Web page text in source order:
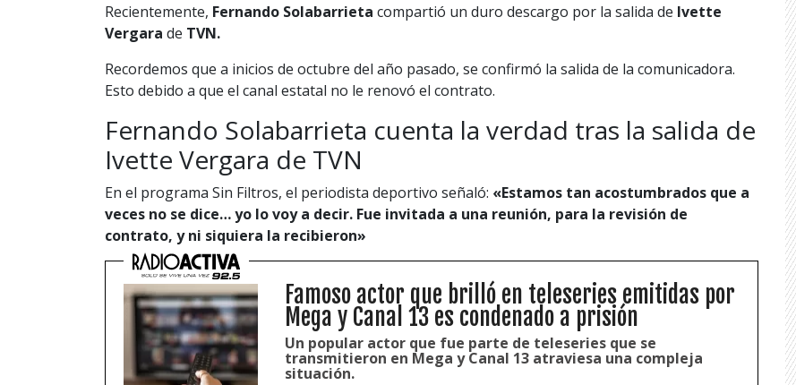
Recientemente, Fernando Solabarrieta compartió un duro descargo por la salida de Ivette
Vergara de TVN.
Recordemos que a inicios de octubre del año pasado, se confirmó la salida de la comunicadora.
Esto debido a que el canal estatal no le renovó el contrato.
Fernando Solabarrieta cuenta la verdad tras la salida de
Ivette Vergara de TVN
En el programa Sin Filtros, el periodista deportivo señaló: «Estamos tan acostumbrados que a
veces no se dice… yo lo voy a decir. Fue invitada a una reunión, para la revisión de
contrato, y ni siquiera la recibieron»
Famoso actor que brilló en teleseries emitidas por
Mega y Canal 13 es condenado a prisión
Un popular actor que fue parte de teleseries que se
transmitieron en Mega y Canal 13 atraviesa una compleja
situación.